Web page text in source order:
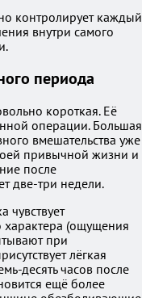
контролирует каждый
внутри самого
периода
короткая. Её
операции. Большая
вмешательства уже
привычной жизни и
после
две-три недели.
чувствует
характера (ощущения
при
лёгкая
десять часов после
ещё более